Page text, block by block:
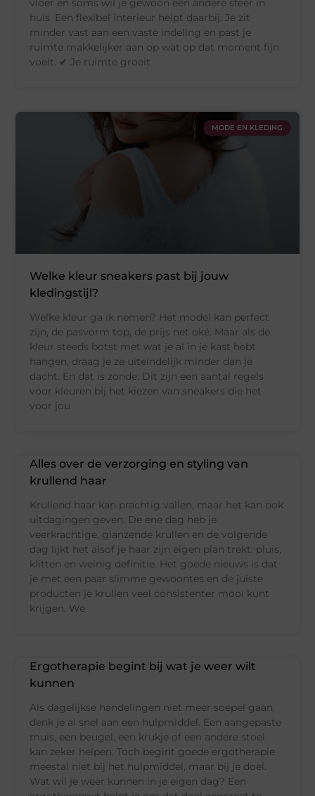
vloer en soms wil je gewoon een andere sfeer in
huis. Een flexibel interieur helpt daarbij. Je zit
minder vast aan een vaste indeling en past je
ruimte makkelijker aan op wat op dat moment fijn
voelt. ✔ Je ruimte groeit
MODE EN KLEDING
Welke kleur sneakers past bij jouw
kledingstijl?
Welke kleur ga ik nemen? Het model kan perfect
zijn, de pasvorm top, de prijs net oké. Maar als de
kleur steeds botst met wat je al in je kast hebt
hangen, draag je ze uiteindelijk minder dan je
dacht. En dat is zonde. Dit zijn een aantal regels
voor kleuren bij het kiezen van sneakers die het
voor jou
Alles over de verzorging en styling van
krullend haar
Krullend haar kan prachtig vallen, maar het kan ook
uitdagingen geven. De ene dag heb je
veerkrachtige, glanzende krullen en de volgende
dag lijkt het alsof je haar zijn eigen plan trekt: pluis,
klitten en weinig definitie. Het goede nieuws is dat
je met een paar slimme gewoontes en de juiste
producten je krullen veel consistenter mooi kunt
krijgen. We
Ergotherapie begint bij wat je weer wilt
kunnen
Als dagelijkse handelingen niet meer soepel gaan,
denk je al snel aan een hulpmiddel. Een aangepaste
muis, een beugel, een krukje of een andere stoel
kan zeker helpen. Toch begint goede ergotherapie
meestal niet bij het hulpmiddel, maar bij je doel.
Wat wil je weer kunnen in je eigen dag? Een